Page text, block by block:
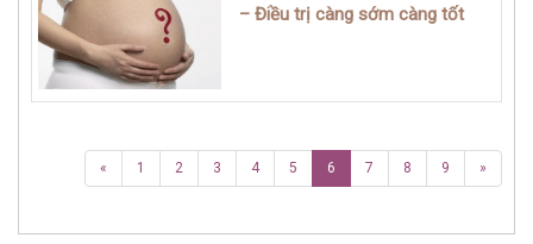
– Điều trị càng sớm càng tốt
« 1 2 3 4 5 6 7 8 9 »